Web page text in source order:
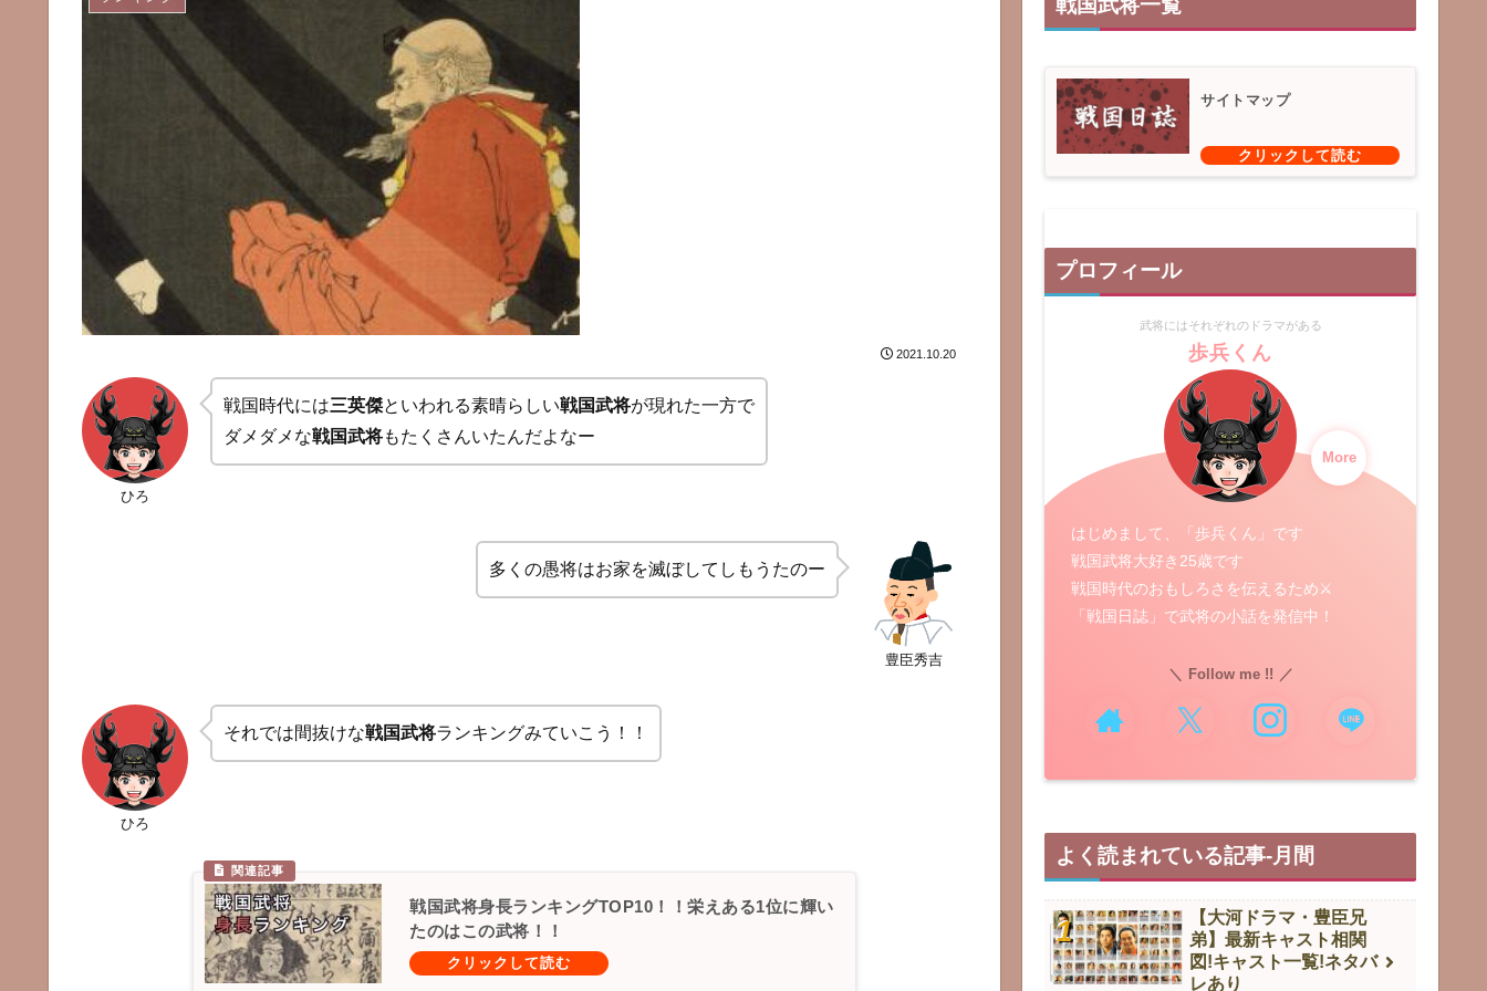
2021.10.20
ひろ
戦国時代には三英傑といわれる素晴らしい戦国武将が現れた一方で
ダメダメな戦国武将もたくさんいたんだよなー
豊臣秀吉
多くの愚将はお家を滅ぼしてしもうたのー
ひろ
それでは間抜けな戦国武将ランキングみていこう！！
戦国武将身長ランキングTOP10！！栄えある1位に輝い
たのはこの武将！！
戦国武将一覧
サイトマップ
プロフィール
武将にはそれぞれのドラマがある
歩兵くん
More
はじめまして、「歩兵くん」です
戦国武将大好き25歳です
戦国時代のおもしろさを伝えるため⚔️
「戦国日誌」で武将の小話を発信中！
Follow me !!
よく読まれている記事-月間
【大河ドラマ・豊臣兄
弟】最新キャスト相関
図!キャスト一覧!ネタバ
レあり